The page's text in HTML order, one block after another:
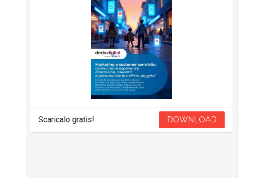
Scaricalo gratis! DOWNLOAD